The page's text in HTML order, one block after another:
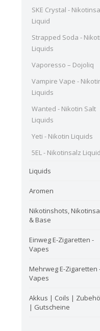
SKE Crystal -
Liquid
Strapped Soda -
Liquids
Vaporesso – Dojoliq
Vampire Vape -
Liquids
Wanted - Nikotin Salt
Liquids
Yeti - Nikotin Liquids
5EL - Nikotinsalz
Liquids
Aromen
Nikotinshots,
& Base
Einweg E-Zigaretten -
Vapes
Mehrweg E-Zigaretten
Vapes
Akkus | Coils |
| Gutscheine